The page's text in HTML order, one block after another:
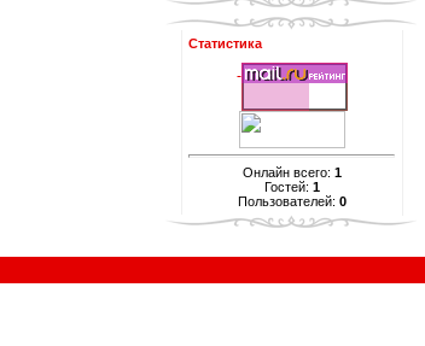
Статистика
Онлайн всего: 1
Гостей: 1
Пользователей: 0